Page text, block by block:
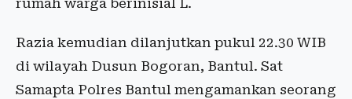
rumah warga berinisial L.
Razia kemudian dilanjutkan pukul 22.30 WIB
di wilayah Dusun Bogoran, Bantul. Sat
Samapta Polres Bantul mengamankan seorang